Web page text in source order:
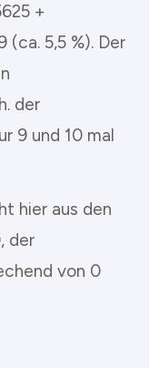
+
5,5 %). Der
der
9 und 10 mal
hier aus den
der
von 0